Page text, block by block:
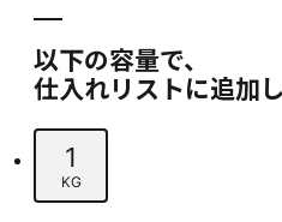
以下の容量で、
仕入れリストに追加
1
KG